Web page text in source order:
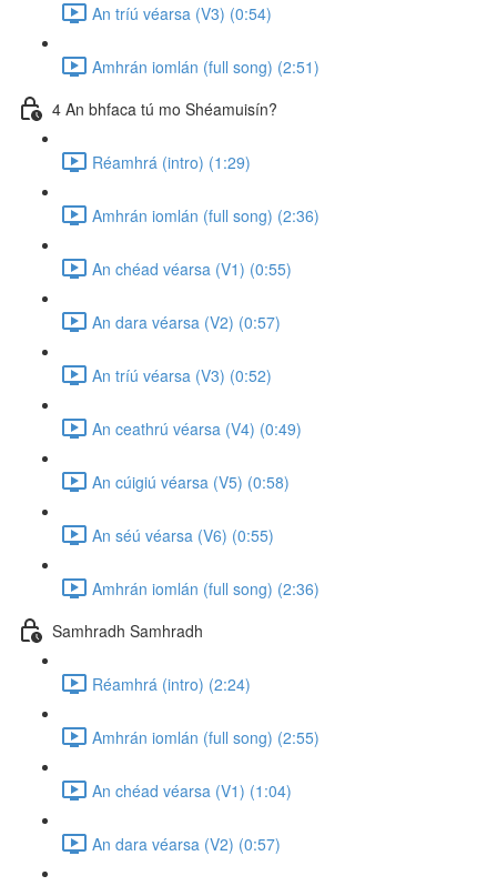
An tríú véarsa (V3) (0:54)
Amhrán iomlán (full song) (2:51)
4 An bhfaca tú mo Shéamuisín?
Réamhrá (intro) (1:29)
Amhrán iomlán (full song) (2:36)
An chéad véarsa (V1) (0:55)
An dara véarsa (V2) (0:57)
An tríú véarsa (V3) (0:52)
An ceathrú véarsa (V4) (0:49)
An cúigiú véarsa (V5) (0:58)
An séú véarsa (V6) (0:55)
Amhrán iomlán (full song) (2:36)
Samhradh Samhradh
Réamhrá (intro) (2:24)
Amhrán iomlán (full song) (2:55)
An chéad véarsa (V1) (1:04)
An dara véarsa (V2) (0:57)